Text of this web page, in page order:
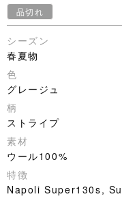
品切れ
シーズン
春夏物
色
グレージュ
柄
ストライプ
素材
ウール100%
特徴
Napoli Super130s,